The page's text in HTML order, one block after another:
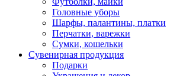
Головные уборы
Шарфы, палантины, платки
Перчатки, варежки
Сумки, кошельки
Сувенирная продукция
Подарки